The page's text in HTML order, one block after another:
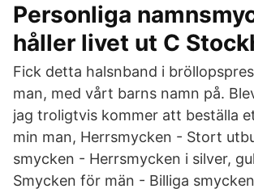
Personliga
håller livet ut C
Fick detta halsnband i
man, med vårt barns namn på.
jag troligtvis kommer att beställa
min man, Herrsmycken - Stort
smycken - Herrsmycken i silver,
Smycken för män - Billiga